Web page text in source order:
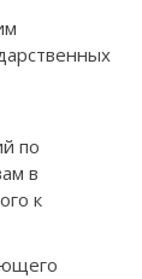
по
в
к